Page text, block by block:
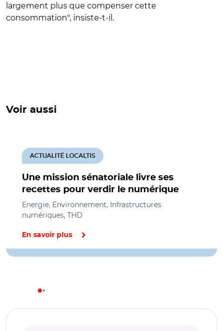
largement plus que compenser cette
consommation", insiste-t-il.
Voir aussi
Une mission sénatoriale livre ses
recettes pour verdir le numérique
ACTUALITÉ LOCALTIS
Energie, Environnement, Infrastructures
numériques, THD
En savoir plus